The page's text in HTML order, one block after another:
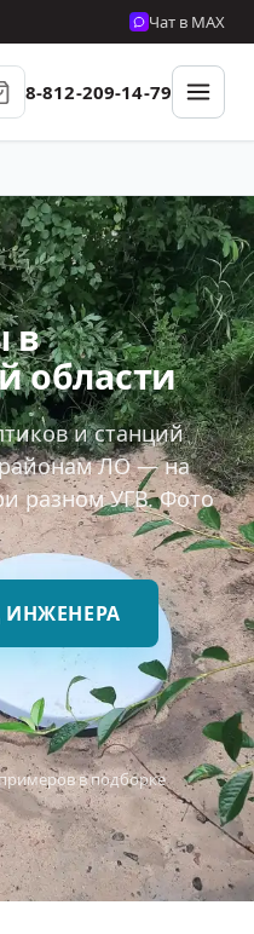
Чат в MAX
8-812-209-14-79
в
области
и станций
ЛО — на
разном УГВ. Фото
в подборке